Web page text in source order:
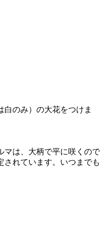
のみ）の大花をつけま
マは、大柄で平に咲くので
されています。いつまでも